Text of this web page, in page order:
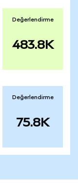
Değerlendirme
483.8K
Değerlendirme
75.8K